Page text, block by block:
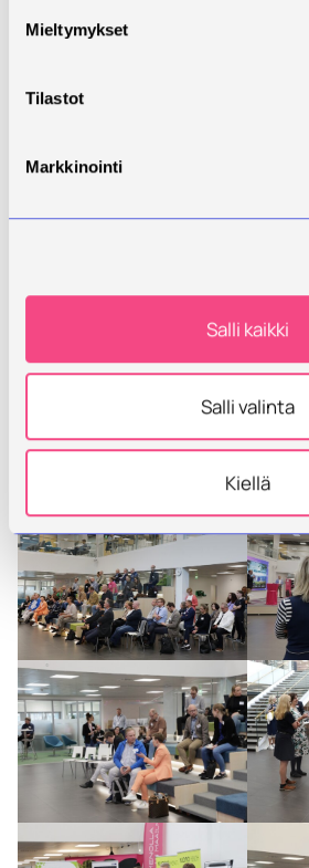
Mieltymykset
Tilastot
Markkinointi
Salli kaikki
Salli valinta
Kiellä